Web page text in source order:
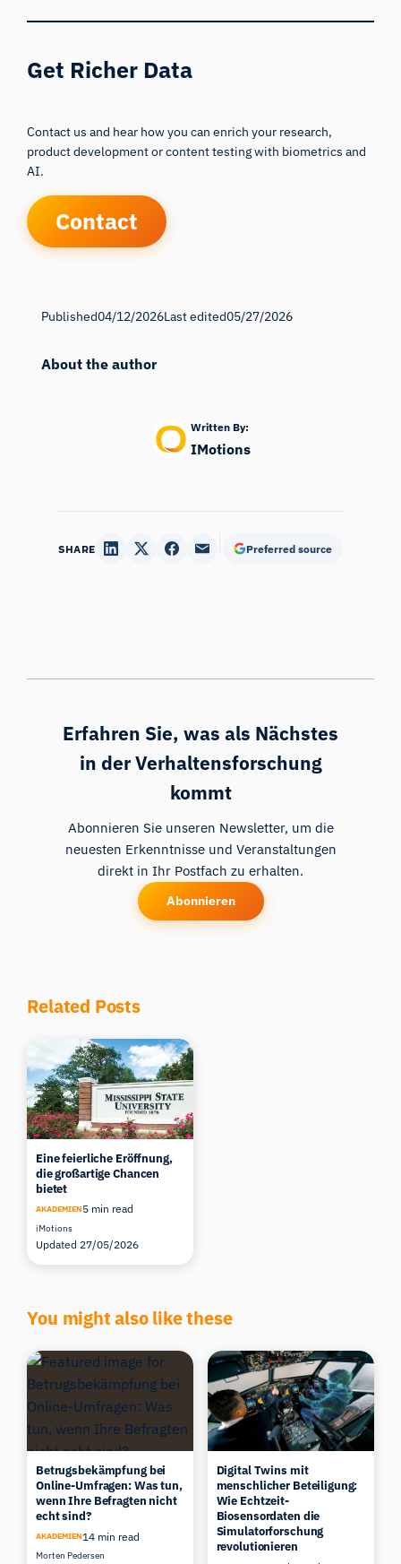
Get Richer Data
Contact us and hear how you can enrich your research,
product development or content testing with biometrics and
AI.
Contact
Published04/12/2026Last edited05/27/2026
About the author
Written By:
IMotions
SHARE Preferred source
Erfahren Sie, was als Nächstes
in der Verhaltensforschung
kommt
Abonnieren Sie unseren Newsletter, um die
neuesten Erkenntnisse und Veranstaltungen
direkt in Ihr Postfach zu erhalten.
Abonnieren
Related Posts
Eine feierliche Eröffnung,
die großartige Chancen
bietet
AKADEMIEN5 min read
iMotions
Updated 27/05/2026
You might also like these
Betrugsbekämpfung bei
Online-Umfragen: Was tun,
wenn Ihre Befragten nicht
echt sind?
AKADEMIEN14 min read
Morten Pedersen
Digital Twins mit
menschlicher Beteiligung:
Wie Echtzeit-
Biosensordaten die
Simulatorforschung
revolutionieren